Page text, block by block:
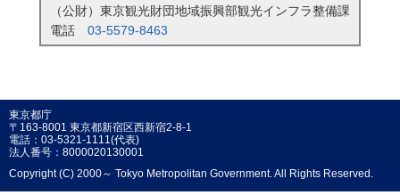
（公財）東京観光財団地域振興部観光インフラ整備課
電話 03-5579-8463
東京都庁
〒163-8001 東京都新宿区西新宿2-8-1
電話：03-5321-1111(代表)
法人番号：8000020130001
Copyright (C) 2000～ Tokyo Metropolitan Government. All Rights Reserved.